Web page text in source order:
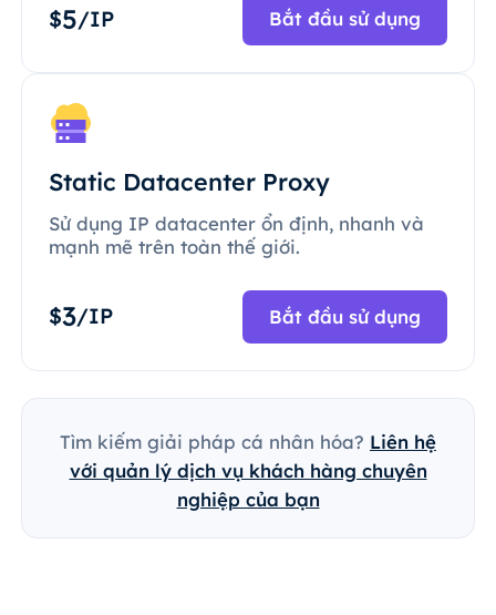
$5/IP Bắt đầu sử dụng
Static Datacenter Proxy
Sử dụng IP datacenter ổn định, nhanh và
mạnh mẽ trên toàn thế giới.
$3/IP Bắt đầu sử dụng
Tìm kiếm giải pháp cá nhân hóa? Liên hệ
với quản lý dịch vụ khách hàng chuyên
nghiệp của bạn